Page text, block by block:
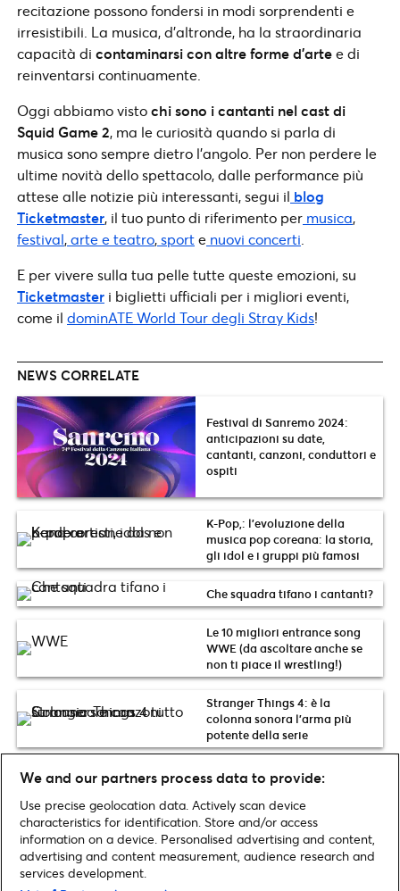
recitazione possono fondersi in modi sorprendenti e
irresistibili. La musica, d’altronde, ha la straordinaria
capacità di contaminarsi con altre forme d’artee di
reinventarsi continuamente.
Oggi abbiamo vistochi sono i cantanti nel cast di
Squid Game 2, ma le curiosità quando si parla di
musica sono sempre dietro l’angolo. Per non perdere le
ultime novità dello spettacolo, dalle performance più
attese alle notizie più interessanti, segui il blog
Ticketmaster, il tuo punto di riferimento per musica,
festival,arte e teatro,sporte nuovi concerti
E per vivere sulla tua pelle tutte queste emozioni, su
Ticketmaster i biglietti ufficiali per i migliori eventi,
come il dominATE World Tour degli Stray Kids!
NEWS CORRELATE
Festival di Sanremo 2024:
anticipazioni su date,
cantanti, canzoni, conduttori e
ospiti
K-Pop,: l’evoluzione della
musica pop coreana: la storia,
gli idol e i gruppi più famosi
Che squadra tifano i cantanti?
Le 10 migliori entrance song
WWE (da ascoltare anche se
non ti piace il wrestling!)
Stranger Things 4: è la
colonna sonora l’arma più
potente della serie
Cos’è l’autotune, come
funziona e chi lo usa tra i
cantanti italiani e stranieri
Pagina iniziale Musica Cast di Squid Game: chi sono i cantanti coreani
We and our partners process data to provide:
Use precise geolocation data. Actively scan device
characteristics for identification. Store and/or access
information on a device. Personalised advertising and content,
advertising and content measurement, audience research and
services development.